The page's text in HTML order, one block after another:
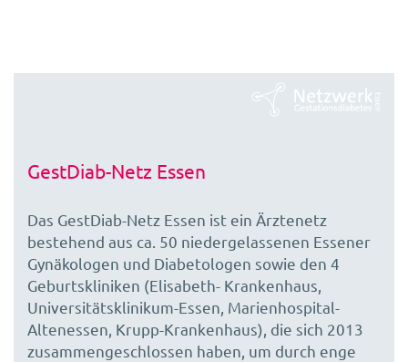
GestDiab-Netz Essen
Das GestDiab-Netz Essen ist ein Ärztenetz
bestehend aus ca. 50 niedergelassenen Essener
Gynäkologen und Diabetologen sowie den 4
Geburtskliniken (Elisabeth- Krankenhaus,
Universitätsklinikum-Essen, Marienhospital-
Altenessen, Krupp-Krankenhaus), die sich 2013
zusammengeschlossen haben, um durch enge